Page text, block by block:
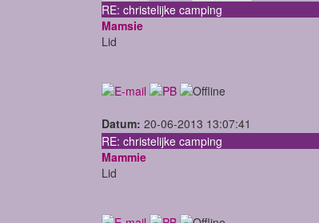
RE: christelijke camping
Mamsie
Lid
Datum: 20-06-2013 13:07:41
RE: christelijke camping
Mammie
Lid